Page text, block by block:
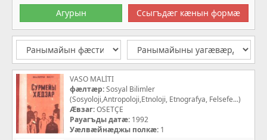
VASO MALİTI
фæлтæр:Sosyal Bilimler
(Sosyoloji,Antropoloji,Etnoloji, Etnografya, Felsefe...)
Æвзаг:OSETÇE
Рауагъды датæ: 1992
Уæлвæйнæджы полкæ: 1